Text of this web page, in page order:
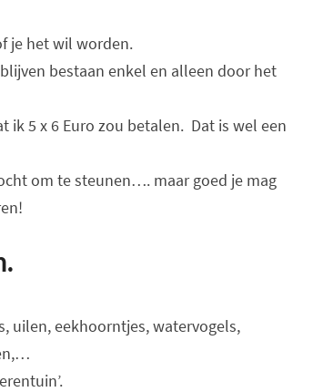
je het wil worden.
bestaan enkel en alleen door het
ik 5 x 6 Euro zou betalen. Dat is wel een
om te steunen…. maar goed je mag
uilen, eekhoorntjes, watervogels,